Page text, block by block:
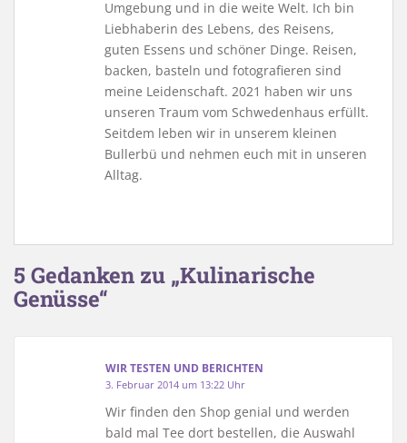
Umgebung und in die weite Welt. Ich bin
Liebhaberin des Lebens, des Reisens,
guten Essens und schöner Dinge. Reisen,
backen, basteln und fotografieren sind
meine Leidenschaft. 2021 haben wir uns
unseren Traum vom Schwedenhaus erfüllt.
Seitdem leben wir in unserem kleinen
Bullerbü und nehmen euch mit in unseren
Alltag.
5 Gedanken zu „Kulinarische
Genüsse“
WIR TESTEN UND BERICHTEN
3. Februar 2014 um 13:22 Uhr
Wir finden den Shop genial und werden
bald mal Tee dort bestellen, die Auswahl